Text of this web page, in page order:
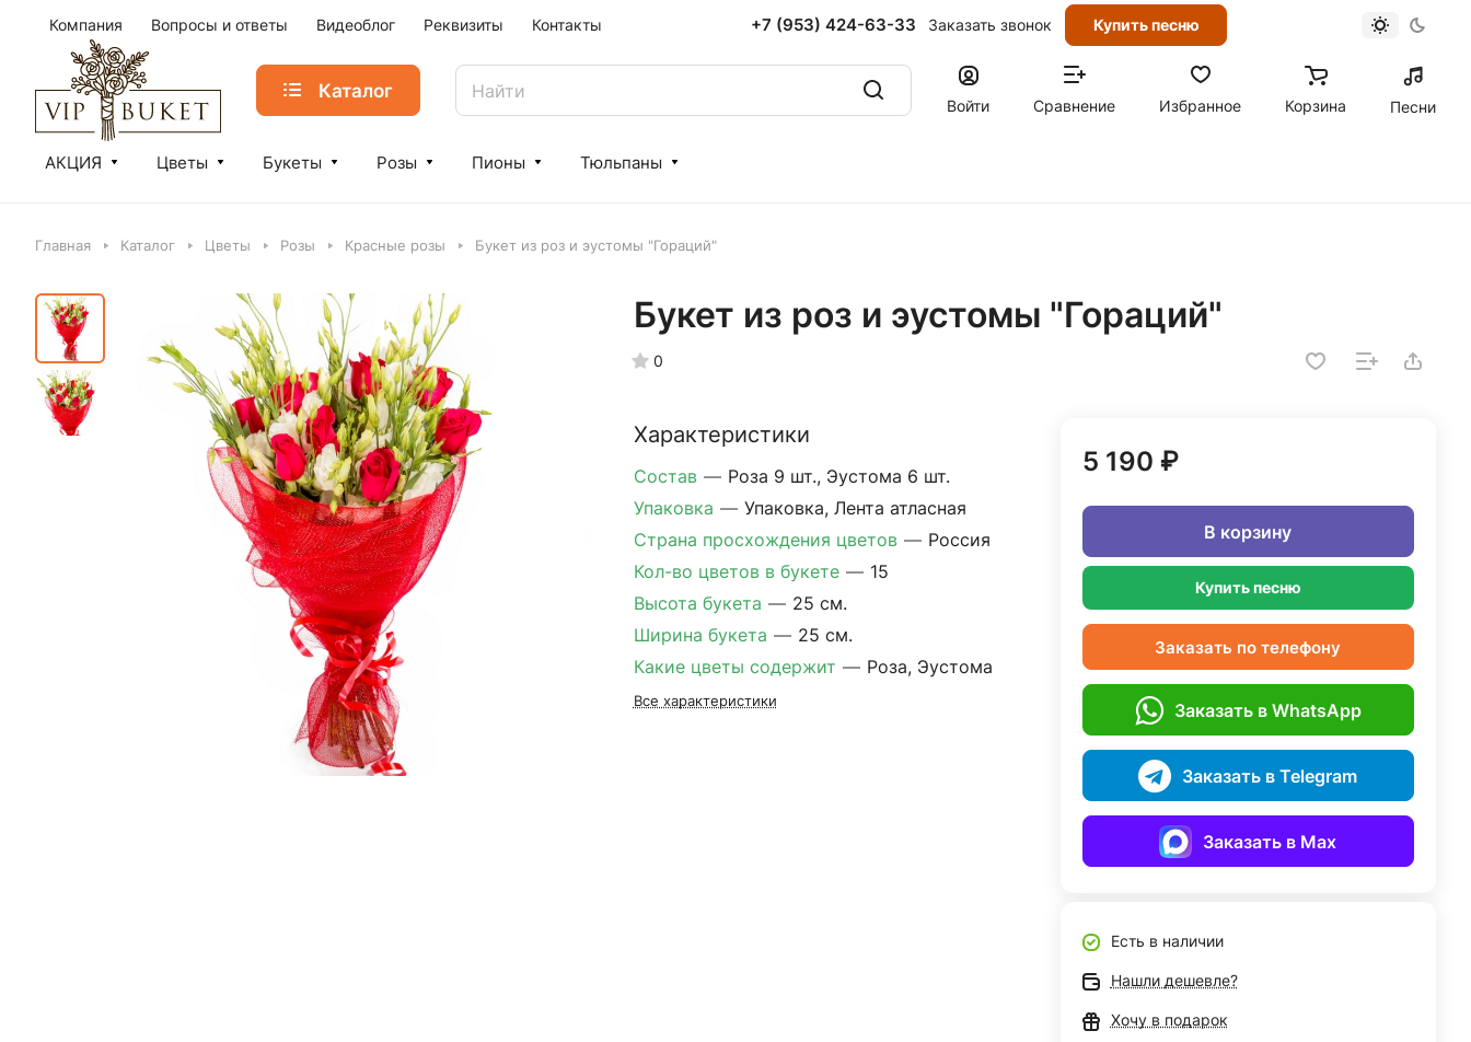
Компания Вопросы и ответы Видеоблог Реквизиты Контакты +7 (953) 424-63-33 Заказать звонок Купить песню
Каталог
Войти Сравнение Избранное Корзина Песни
АКЦИЯ Цветы Букеты Розы Пионы Тюльпаны
Главная Каталог Цветы Розы Красные розы Букет из роз и эустомы "Гораций"
Букет из роз и эустомы "Гораций"
0
Характеристики
Состав — Роза 9 шт., Эустома 6 шт.
Упаковка — Упаковка, Лента атласная
Страна просхождения цветов — Россия
Кол-во цветов в букете — 15
Высота букета — 25 см.
Ширина букета — 25 см.
Какие цветы содержит — Роза, Эустома
Все характеристики
5 190 ₽
В корзину
Купить песню
Заказать по телефону
Заказать в WhatsApp
Заказать в Telegram
Заказать в Max
Есть в наличии
Нашли дешевле?
Хочу в подарок